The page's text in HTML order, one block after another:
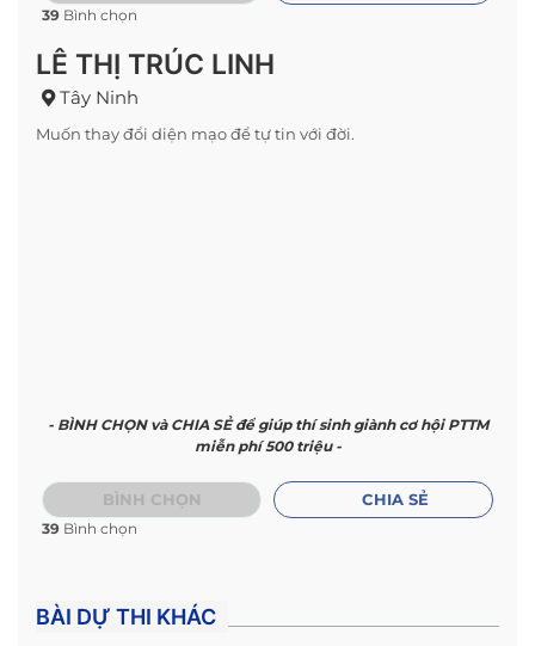
39 Bình chọn
LÊ THỊ TRÚC LINH
Tây Ninh
Muốn thay đổi diện mạo để tự tin với đời.
- BÌNH CHỌN và CHIA SẺ để giúp thí sinh giành cơ hội PTTM
miễn phí 500 triệu -
BÌNH CHỌN
39 Bình chọn
CHIA SẺ
BÀI DỰ THI KHÁC